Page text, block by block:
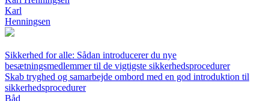
Karl
Henningsen
Sikkerhed for alle: Sådan introducerer du nye
besætningsmedlemmer til de vigtigste sikkerhedsprocedurer
Skab tryghed og samarbejde ombord med en god introduktion til
sikkerhedsprocedurer
Båd